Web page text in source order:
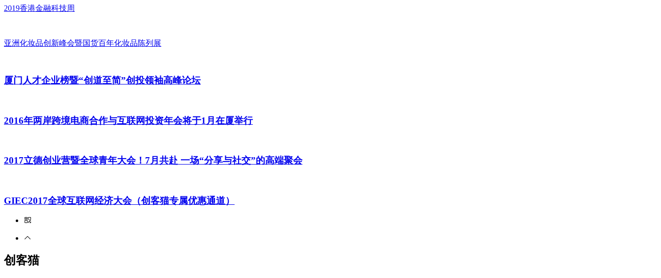
2019香港金融科技周
亚洲化妆品创新峰会暨国货百年化妆品陈列展
厦门人才企业榜暨“创道至简”创投领袖高峰论坛
2016年两岸跨境电商合作与互联网投资年会将于1月在厦举行
2017立德创业营暨全球青年大会！7月共赴 一场“分享与社交”的高端聚会
GIEC2017全球互联网经济大会（创客猫专属优惠通道）
创客猫